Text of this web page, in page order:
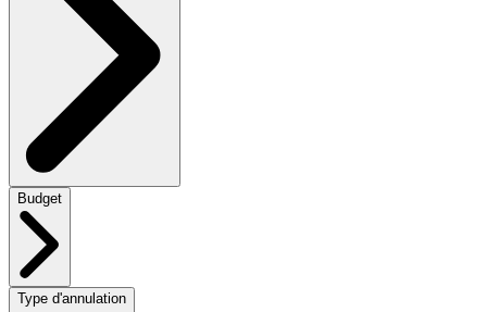
Budget
Type d'annulation